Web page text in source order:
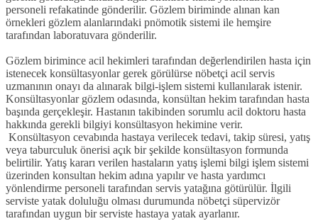
personeli refakatinde gönderilir. Gözlem biriminde alınan kan
örnekleri gözlem alanlarındaki pnömotik sistemi ile hemşire
tarafından laboratuvara gönderilir.
Gözlem birimince acil hekimleri tarafından değerlendirilen hasta için
istenecek konsültasyonlar gerek görülürse nöbetçi acil servis
uzmanının onayı da alınarak bilgi-işlem sistemi kullanılarak istenir.
Konsültasyonlar gözlem odasında, konsültan hekim tarafından hasta
başında gerçekleşir. Hastanın takibinden sorumlu acil doktoru hasta
hakkında gerekli bilgiyi konsültasyon hekimine verir.
Konsültasyon cevabında hastaya verilecek tedavi, takip süresi, yatış
veya taburculuk önerisi açık bir şekilde konsültasyon formunda
belirtilir. Yatış kararı verilen hastaların yatış işlemi bilgi işlem sistemi
üzerinden konsultan hekim adına yapılır ve hasta yardımcı
yönlendirme personeli tarafından servis yatağına götürülür. İlgili
serviste yatak doluluğu olması durumunda nöbetçi süpervizör
tarafından uygun bir serviste hastaya yatak ayarlanır.